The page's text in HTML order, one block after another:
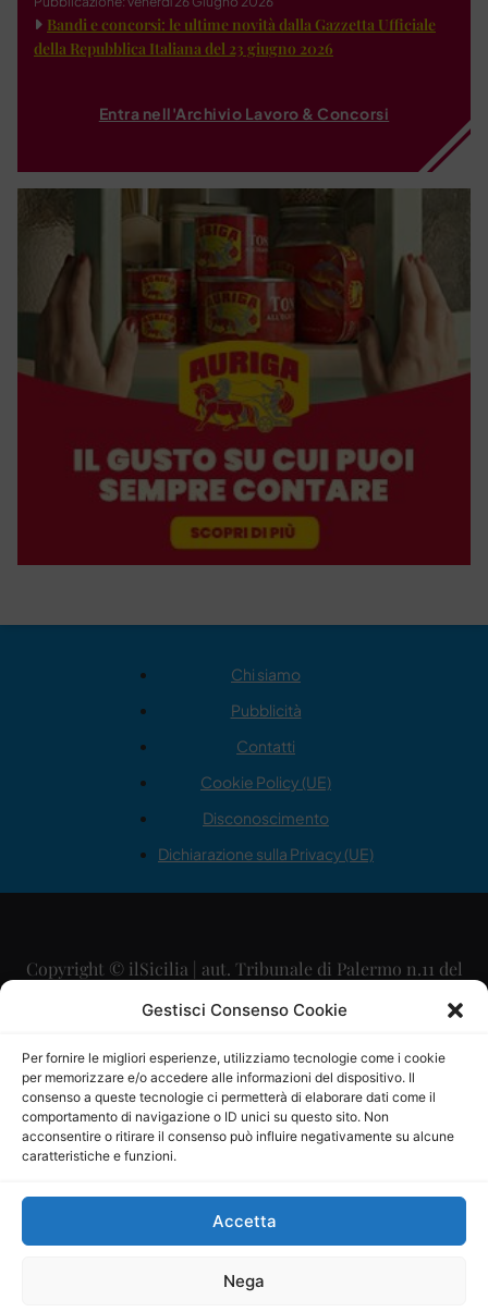
Gestisci Consenso Cookie
Per fornire le migliori esperienze, utilizziamo tecnologie come i cookie
per memorizzare e/o accedere alle informazioni del dispositivo. Il
consenso a queste tecnologie ci permetterà di elaborare dati come il
comportamento di navigazione o ID unici su questo sito. Non
acconsentire o ritirare il consenso può influire negativamente su alcune
caratteristiche e funzioni.
Accetta
Nega
Bandi e concorsi: le ultime novità dalla Gazzetta Ufficiale
della Repubblica Italiana del 23 giugno 2026
Entra nell'Archivio Lavoro & Concorsi
Chi siamo
Pubblicità
Contatti
Cookie Policy (UE)
Disconoscimento
Dichiarazione sulla Privacy (UE)
Copyright © ilSicilia | aut. Tribunale di Palermo n.11 del
29/09/2015
Direttore Editoriale: Maurizio Scaglione
Direttore Responsabile: Maria Calabrese
P.IVA: 06334930820
Mercurio Comunicazione Società Cooperativa a r.l. è
iscritta al Registro degli Operatori di Comunicazione al